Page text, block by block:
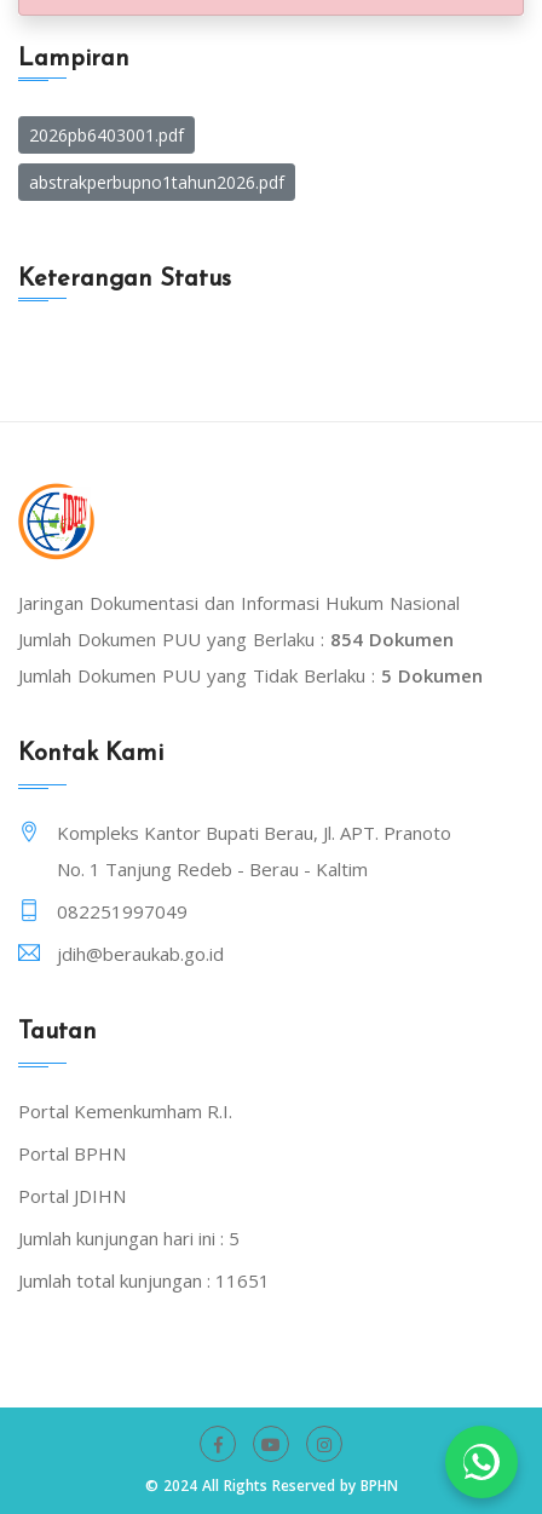
Lampiran
2026pb6403001.pdf
abstrakperbupno1tahun2026.pdf
Keterangan Status
Jaringan Dokumentasi dan Informasi Hukum Nasional
Jumlah Dokumen PUU yang Berlaku : 854 Dokumen
Jumlah Dokumen PUU yang Tidak Berlaku : 5 Dokumen
Kontak Kami
Kompleks Kantor Bupati Berau, Jl. APT. Pranoto
No. 1 Tanjung Redeb - Berau - Kaltim
082251997049
jdih@beraukab.go.id
Tautan
Portal Kemenkumham R.I.
Portal BPHN
Portal JDIHN
Jumlah kunjungan hari ini : 5
Jumlah total kunjungan : 11651
© 2024 All Rights Reserved by BPHN